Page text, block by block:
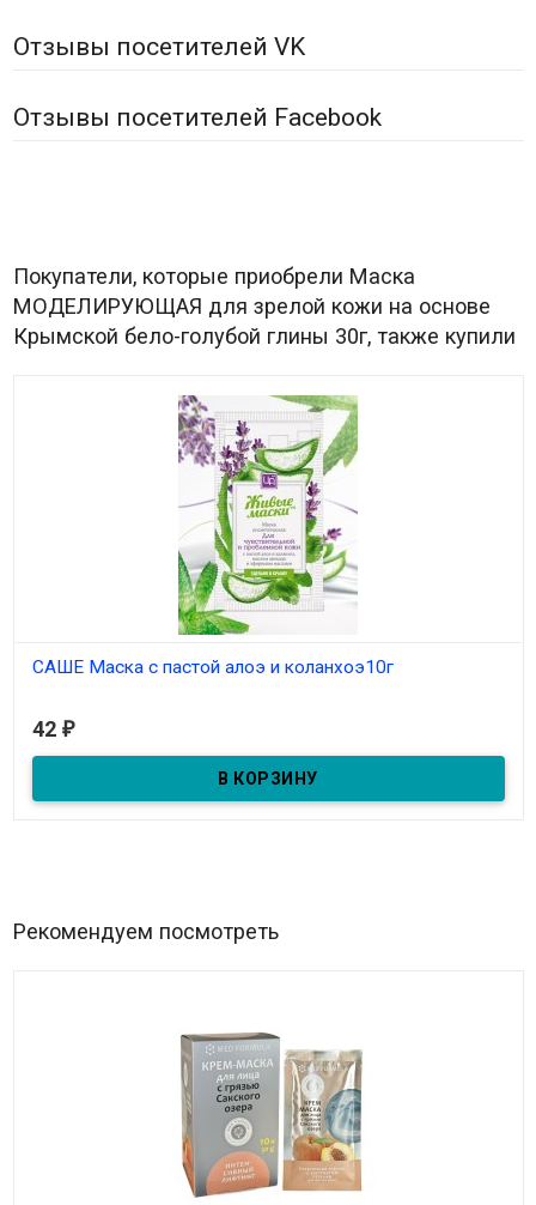
Отзывы посетителей VK
Отзывы посетителей Facebook
Покупатели, которые приобрели Маска
МОДЕЛИРУЮЩАЯ для зрелой кожи на основе
Крымской бело-голубой глины 30г, также купили
САШЕ Маска с пастой алоэ и коланхоэ10г
и проблемной кожи 10гр
42 ₽
Рекомендуем посмотреть